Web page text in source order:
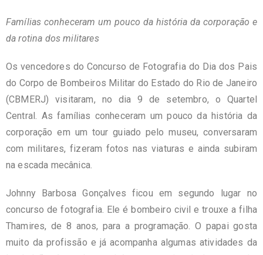
Famílias conheceram um pouco da história da corporação e
da rotina dos militares
Os vencedores do Concurso de Fotografia do Dia dos Pais
do Corpo de Bombeiros Militar do Estado do Rio de Janeiro
(CBMERJ) visitaram, no dia 9 de setembro, o Quartel
Central. As famílias conheceram um pouco da história da
corporação em um tour guiado pelo museu, conversaram
com militares, fizeram fotos nas viaturas e ainda subiram
na escada mecânica.
Johnny Barbosa Gonçalves ficou em segundo lugar no
concurso de fotografia. Ele é bombeiro civil e trouxe a filha
Thamires, de 8 anos, para a programação. O papai gosta
muito da profissão e já acompanha algumas atividades da